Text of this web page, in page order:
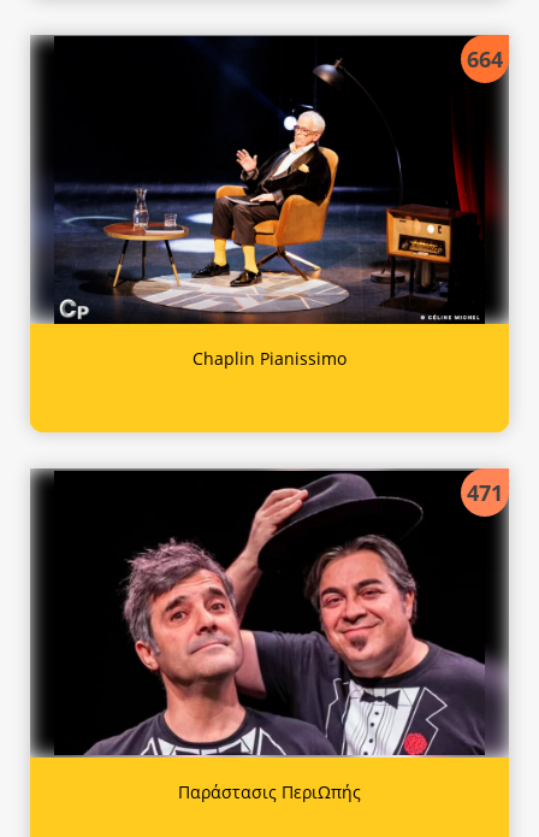
664
Chaplin Pianissimo
471
Παράστασις ΠεριΩπής